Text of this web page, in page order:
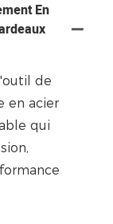
En
de
en acier
qui